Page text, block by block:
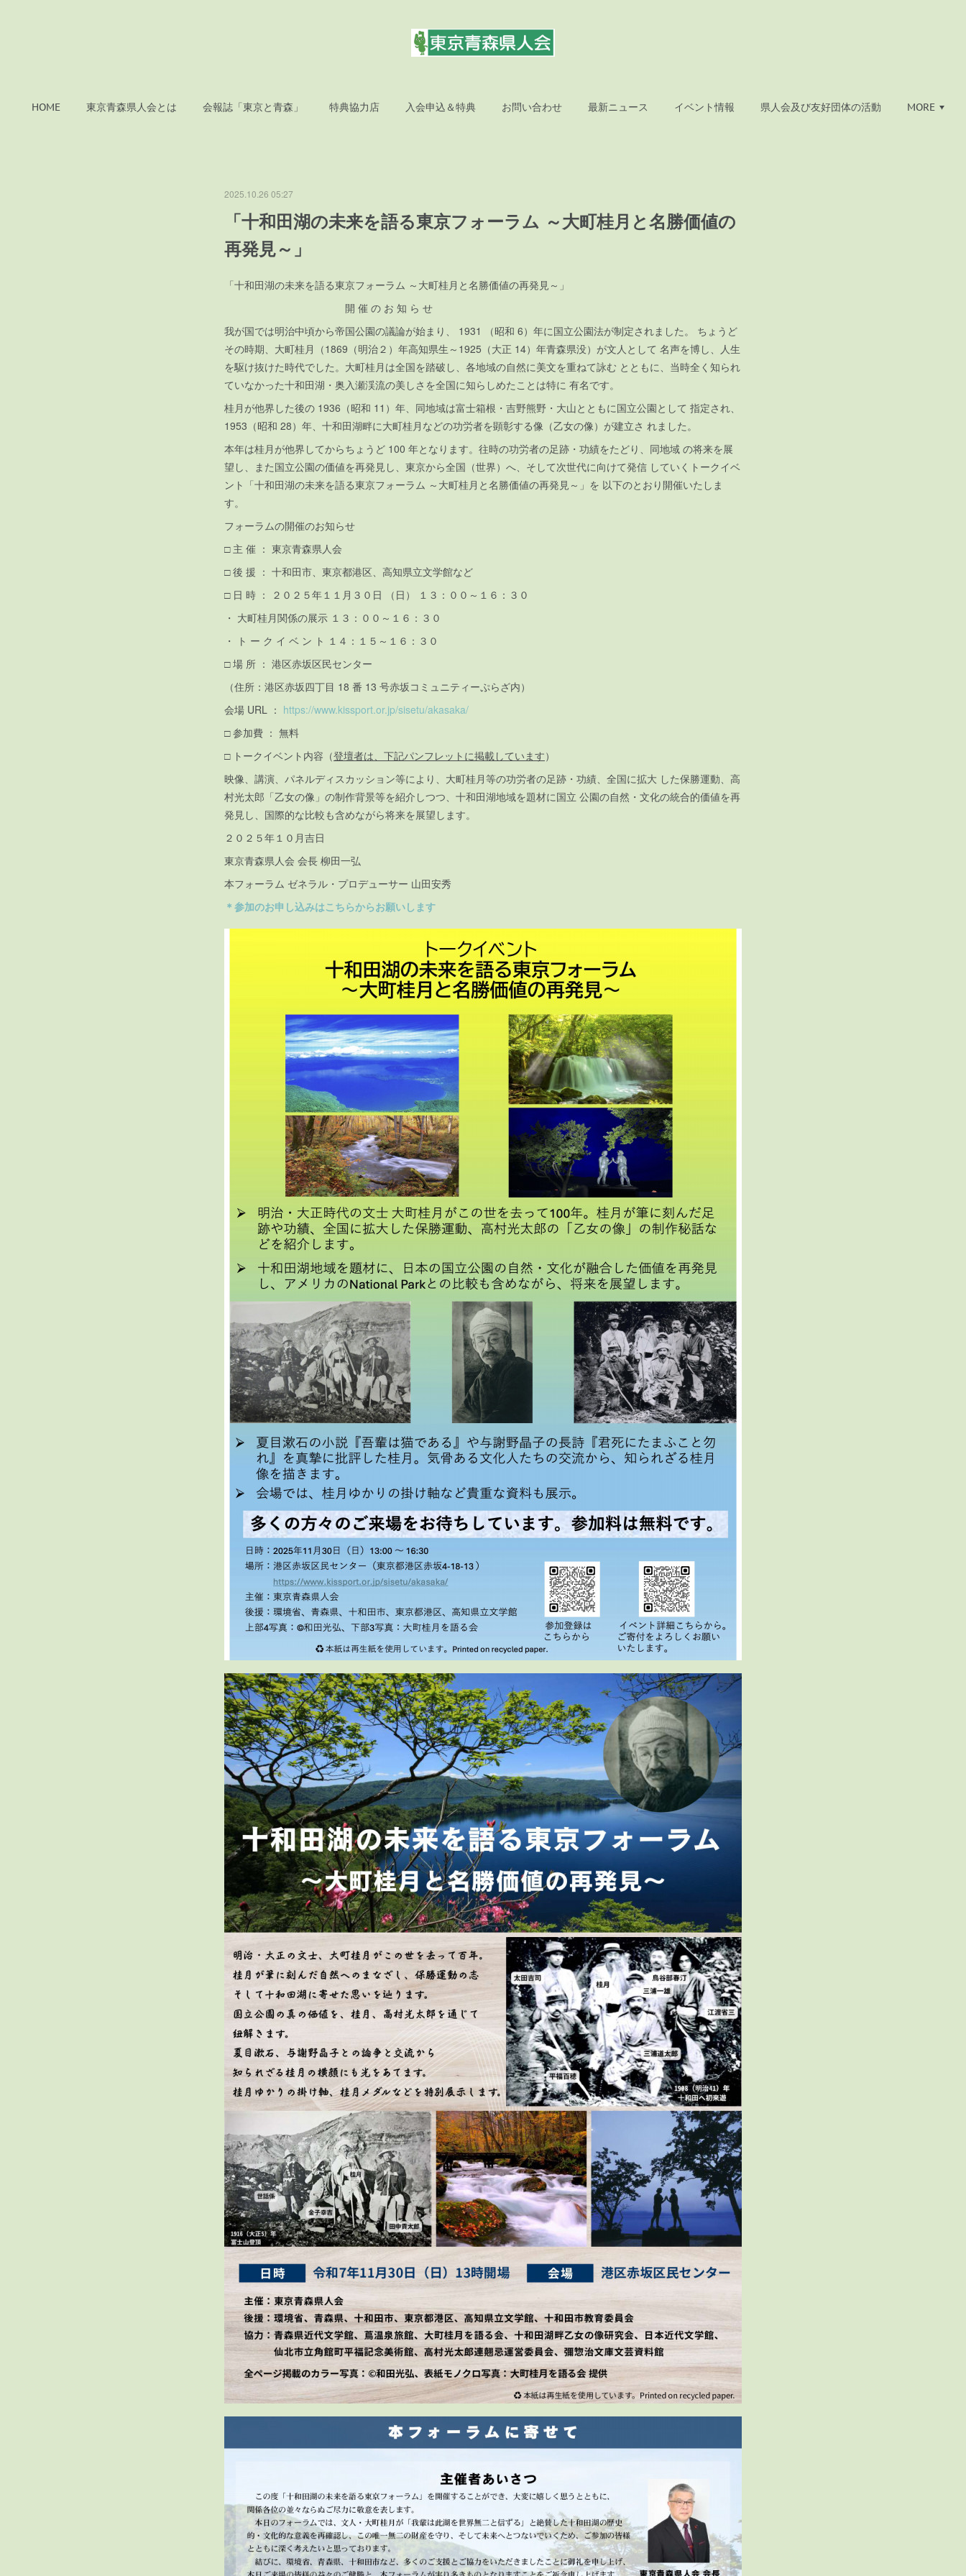
HOME 東京青森県人会とは 会報誌「東京と青森」 特典協力店 入会申込＆特典 お問い合わせ 最新ニュース イベント情報 県人会及び友好団体の活動 MORE
2025.10.26 05:27
「十和田湖の未来を語る東京フォーラム ～大町桂月と名勝価値の
再発見～」
「十和田湖の未来を語る東京フォーラム ～大町桂月と名勝価値の再発見～」
開 催 の お 知 ら せ
我が国では明治中頃から帝国公園の議論が始まり、 1931 （昭和 6）年に国立公園法が制定されました。 ちょうど
その時期、大町桂月（1869（明治２）年高知県生～1925（大正 14）年青森県没）が文人として 名声を博し、人生
を駆け抜けた時代でした。大町桂月は全国を踏破し、各地域の自然に美文を重ねて詠む とともに、当時全く知られ
ていなかった十和田湖・奥入瀬渓流の美しさを全国に知らしめたことは特に 有名です。
桂月が他界した後の 1936（昭和 11）年、同地域は富士箱根・吉野熊野・大山とともに国立公園として 指定され、
1953（昭和 28）年、十和田湖畔に大町桂月などの功労者を顕彰する像（乙女の像）が建立さ れました。
本年は桂月が他界してからちょうど 100 年となります。往時の功労者の足跡・功績をたどり、同地域 の将来を展
望し、また国立公園の価値を再発見し、東京から全国（世界）へ、そして次世代に向けて発信 していくトークイベ
ント「十和田湖の未来を語る東京フォーラム ～大町桂月と名勝価値の再発見～」を 以下のとおり開催いたしま
す。
フォーラムの開催のお知らせ
□ 主 催 ： 東京青森県人会
□ 後 援 ： 十和田市、東京都港区、高知県立文学館など
□ 日 時 ： ２０２５年１１月３０日 （日） １３：００～１６：３０
・ 大町桂月関係の展示 １３：００～１６：３０
・ ト ー ク イ ベ ン ト １４：１５～１６：３０
□ 場 所 ： 港区赤坂区民センター
（住所：港区赤坂四丁目 18 番 13 号赤坂コミュニティーぷらざ内）
会場 URL ： https://www.kissport.or.jp/sisetu/akasaka/
□ 参加費 ： 無料
□ トークイベント内容（登壇者は、下記パンフレットに掲載しています）
映像、講演、パネルディスカッション等により、大町桂月等の功労者の足跡・功績、全国に拡大 した保勝運動、高
村光太郎「乙女の像」の制作背景等を紹介しつつ、十和田湖地域を題材に国立 公園の自然・文化の統合的価値を再
発見し、国際的な比較も含めながら将来を展望します。
２０２５年１０月吉日
東京青森県人会 会長 柳田一弘
本フォーラム ゼネラル・プロデューサー 山田安秀
＊参加のお申し込みはこちらからお願いします